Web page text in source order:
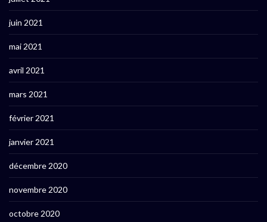
juin 2021
mai 2021
avril 2021
mars 2021
février 2021
janvier 2021
décembre 2020
novembre 2020
octobre 2020